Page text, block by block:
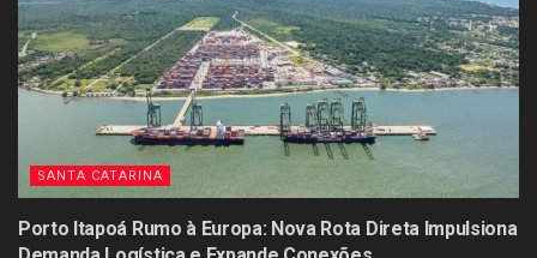
SANTA CATARINA
Porto Itapoá Rumo à Europa: Nova Rota Direta Impulsiona